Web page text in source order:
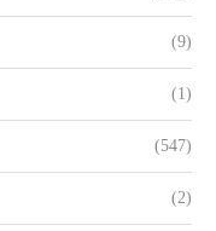
(9)
(1)
(547)
(2)